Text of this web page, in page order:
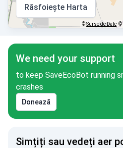
Răsfoiește Harta
©Surse de Date ©
We need your support
to keep SaveEcoBot running
crashes
Donează
Simțiți sau vedeți aer